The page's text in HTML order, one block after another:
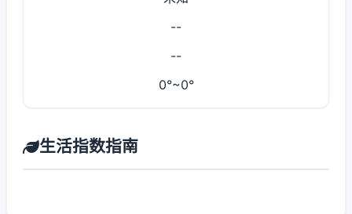
--
--
0°~0°
生活指数指南